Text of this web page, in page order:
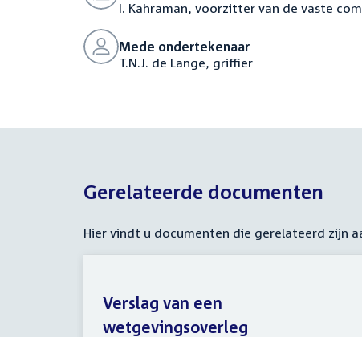
I. Kahraman, voorzitter van de vaste
Mede ondertekenaar
T.N.J. de Lange, griffier
Gerelateerde documenten
Hier vindt u documenten die gerelateerd zijn
Verslag van een
wetgevingsoverleg